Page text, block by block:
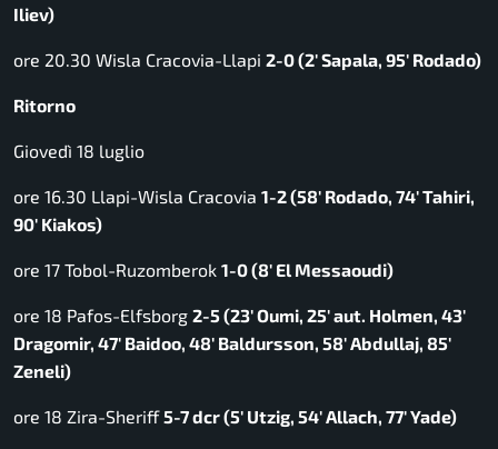
Iliev)
ore 20.30 Wisla Cracovia-Llapi 2-0 (2′ Sapala, 95′ Rodado)
Ritorno
Giovedì 18 luglio
ore 16.30 Llapi-Wisla Cracovia 1-2 (58′ Rodado, 74′ Tahiri,
90′ Kiakos)
ore 17 Tobol-Ruzomberok 1-0 (8′ El Messaoudi)
ore 18 Pafos-Elfsborg 2-5 (23′ Oumi, 25′ aut. Holmen, 43′
Dragomir, 47′ Baidoo, 48′ Baldursson, 58′ Abdullaj, 85′
Zeneli)
ore 18 Zira-Sheriff5-7 dcr (5′ Utzig, 54′ Allach, 77′ Yade)